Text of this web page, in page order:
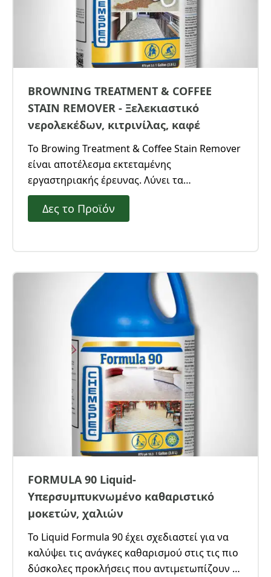
BROWNING TREATMENT & COFFEE
STAIN REMOVER - Ξελεκιαστικό
νερολεκέδων, κιτρινίλας, καφέ
Το Browing Treatment & Coffee Stain Remover
είναι αποτέλεσμα εκτεταμένης
εργαστηριακής έρευνας. Λύνει τα
προβλήματα του κυτταρικού κιτρινίσματος
από τους νερολεκέδες και τους λεκέδες του
Δες το Προϊόν
FORMULA 90 Liquid-
Υπερσυμπυκνωμένο καθαριστικό
μοκετών, χαλιών
Το Liquid Formula 90 έχει σχεδιαστεί για να
καλύψει τις ανάγκες καθαρισμού στις τις πιο
δύσκολες προκλήσεις που αντιμετωπίζουν οι